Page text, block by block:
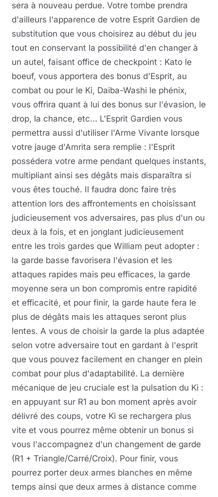
sera à nouveau perdue. Votre tombe prendra
d'ailleurs l'apparence de votre Esprit Gardien de
substitution que vous choisirez au début du jeu
tout en conservant la possibilité d'en changer à
un autel, faisant office de checkpoint : Kato le
boeuf, vous apportera des bonus d'Esprit, au
combat ou pour le Ki, Daiba-Washi le phénix,
vous offrira quant à lui des bonus sur l'évasion, le
drop, la chance, etc... L'Esprit Gardien vous
permettra aussi d'utiliser l'Arme Vivante lorsque
votre jauge d'Amrita sera remplie : l'Esprit
possédera votre arme pendant quelques instants,
multipliant ainsi ses dégâts mais disparaîtra si
vous êtes touché. Il faudra donc faire très
attention lors des affrontements en choisissant
judicieusement vos adversaires, pas plus d'un ou
deux à la fois, et en jonglant judicieusement
entre les trois gardes que William peut adopter :
la garde basse favorisera l'évasion et les
attaques rapides mais peu efficaces, la garde
moyenne sera un bon compromis entre rapidité
et efficacité, et pour finir, la garde haute fera le
plus de dégâts mais les attaques seront plus
lentes. A vous de choisir la garde la plus adaptée
selon votre adversaire tout en gardant à l'esprit
que vous pouvez facilement en changer en plein
combat pour plus d'adaptabilité. La dernière
mécanique de jeu cruciale est la pulsation du Ki :
en appuyant sur R1 au bon moment après avoir
délivré des coups, votre Ki se rechargera plus
vite et vous pourrez même obtenir un bonus si
vous l'accompagnez d'un changement de garde
(R1 + Triangle/Carré/Croix). Pour finir, vous
pourrez porter deux armes blanches en même
temps ainsi que deux armes à distance comme